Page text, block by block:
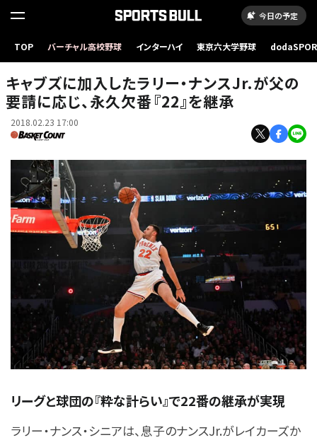
今日の予定
TOP バーチャル高校野球 インターハイ 東京六大学野球
キャブズに加入したラリー・ナンスJr.が父の
要請に応じ、永久欠番『22』を継承
2018.02.23 17:00
リーグと球団の『粋な計らい』で22番の継承が実現
ラリー・ナンス・シニアは、息子のナンスJr.がレイカーズか